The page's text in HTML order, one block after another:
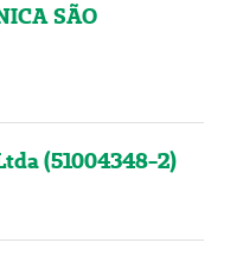
SÃO
(51004348-2)